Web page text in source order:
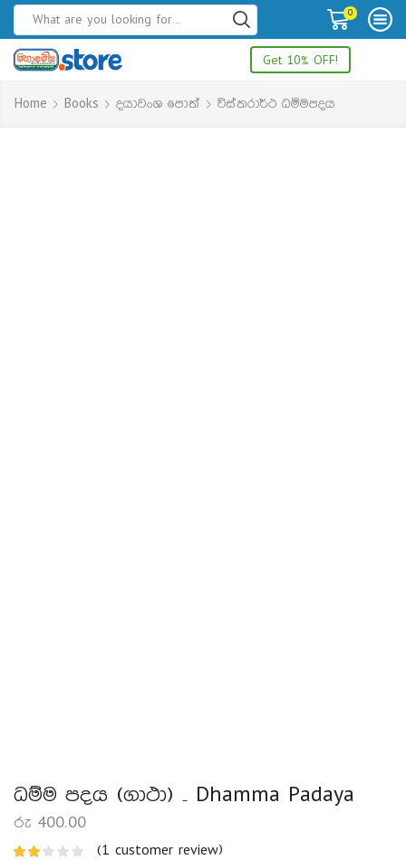
0
Get 10% OFF!
Home Books දයාවංශ පොත් විස්තරාර්ථ ධම්මපදය
ධම්ම පදය (ගාථා) – Dhamma Padaya
රු 400.00
(1 customer review)